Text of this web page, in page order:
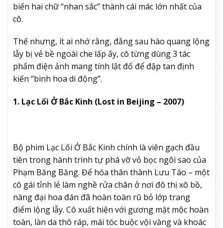
biến hai chữ “nhan sắc” thành cái mác lớn nhất của
cô.
Thế nhưng, ít ai nhớ rằng, đằng sau hào quang lộng
lẫy bị vẻ bề ngoài che lấp ấy, cô từng dùng 3 tác
phẩm điện ảnh mang tính lật đổ để đập tan định
kiến “bình hoa di động”.
1. Lạc Lối Ở Bắc Kinh (Lost in Beijing – 2007)
Bộ phim Lạc Lối Ở Bắc Kinh chính là viên gạch đầu
tiên trong hành trình tự phá vỡ vỏ bọc ngôi sao của
Phạm Băng Băng. Để hóa thân thành Lưu Táo – một
cô gái tỉnh lẻ làm nghề rửa chân ở nơi đô thị xô bồ,
nàng đại hoa đán đã hoàn toàn rũ bỏ lớp trang
điểm lộng lẫy. Cô xuất hiện với gương mặt mộc hoàn
toàn, làn da thô ráp, mái tóc buộc vội vàng và khoác